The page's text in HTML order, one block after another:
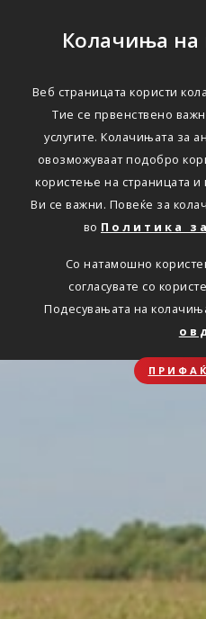
Колачиња на
Веб страницата користи
Тие се првенствено
услугите. Колачињата за
овозможуваат подобро
користење на страницата
Ви се важни. Повеќе за
во Политика
Со натамошно
согласувате со
Подесувањата на